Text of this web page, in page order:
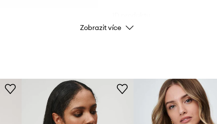
Zobrazit více